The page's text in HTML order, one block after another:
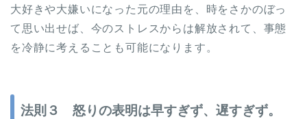
大好きや大嫌いになった元の理由を、時をさかのぼっ
て思い出せば、今のストレスからは解放されて、事態
を冷静に考えることも可能になります。
法則３ 怒りの表明は早すぎず、遅すぎず。